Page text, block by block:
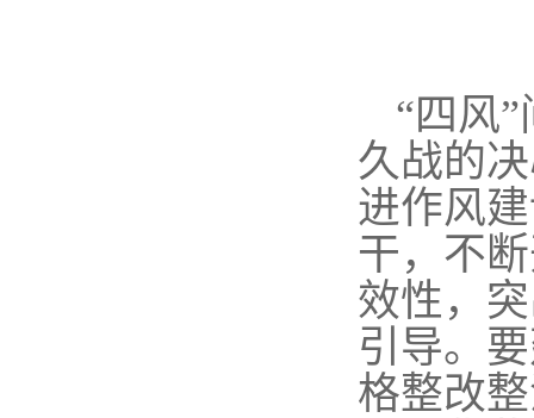
“四风
久战的
进作风
干，不
效性，
引导。
格整改